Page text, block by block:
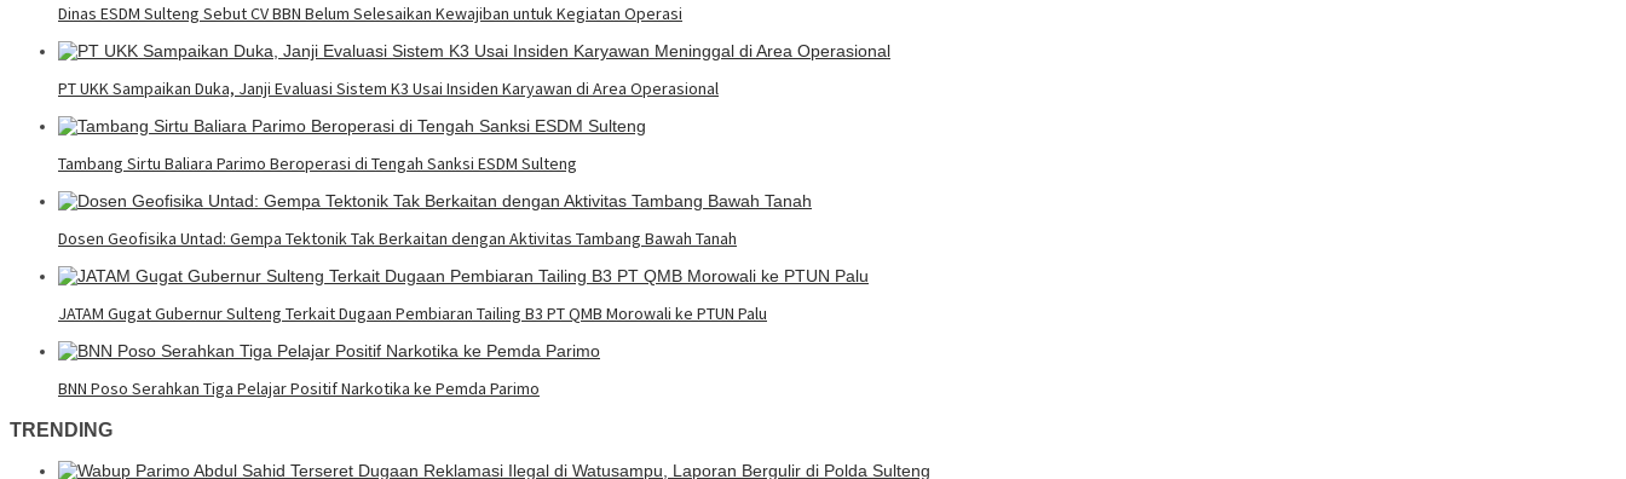
Dinas ESDM Sulteng Sebut CV BBN Belum Selesaikan Kewajiban untuk Kegiatan Operasi
PT UKK Sampaikan Duka, Janji Evaluasi Sistem K3 Usai Insiden Karyawan di Area Operasional
Tambang Sirtu Baliara Parimo Beroperasi di Tengah Sanksi ESDM Sulteng
Dosen Geofisika Untad: Gempa Tektonik Tak Berkaitan dengan Aktivitas Tambang Bawah Tanah
JATAM Gugat Gubernur Sulteng Terkait Dugaan Pembiaran Tailing B3 PT QMB Morowali ke PTUN Palu
BNN Poso Serahkan Tiga Pelajar Positif Narkotika ke Pemda Parimo
TRENDING